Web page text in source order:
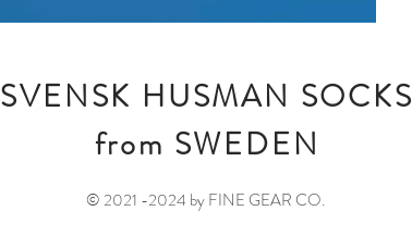
SVENSK HUSMAN SOCKS
from SWEDEN
© 2021 -2024 by FINE GEAR CO.